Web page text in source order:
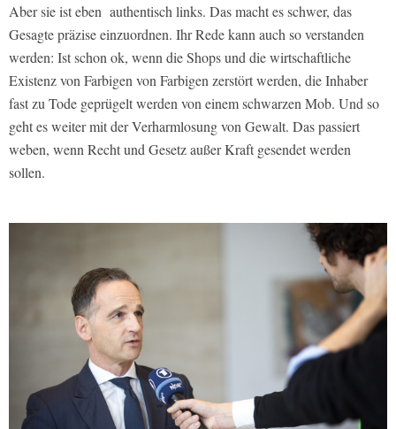
Aber sie ist eben authentisch links. Das macht es schwer, das
Gesagte präzise einzuordnen. Ihr Rede kann auch so verstanden
werden: Ist schon ok, wenn die Shops und die wirtschaftliche
Existenz von Farbigen von Farbigen zerstört werden, die Inhaber
fast zu Tode geprügelt werden von einem schwarzen Mob. Und so
geht es weiter mit der Verharmlosung von Gewalt. Das passiert
weben, wenn Recht und Gesetz außer Kraft gesendet werden
sollen.